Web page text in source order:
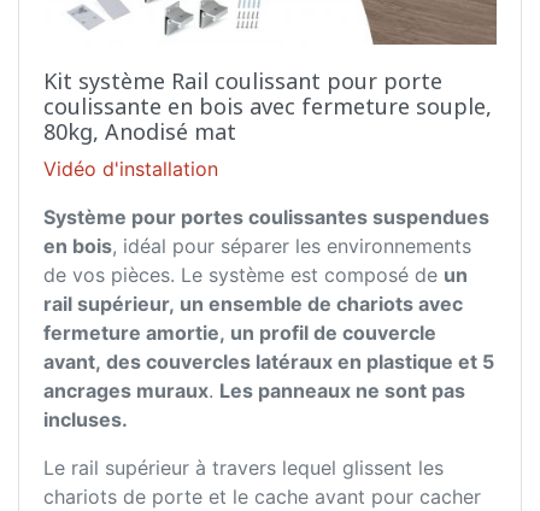
Kit système Rail coulissant pour porte
coulissante en bois avec fermeture souple,
80kg, Anodisé mat
Vidéo d'installation
Système pour portes coulissantes suspendues
en bois, idéal pour séparer les environnements
de vos pièces. Le système est composé de un
rail supérieur, un ensemble de chariots avec
fermeture amortie, un profil de couvercle
avant, des couvercles latéraux en plastique et 5
ancrages muraux. Les panneaux ne sont pas
incluses.
Le rail supérieur à travers lequel glissent les
chariots de porte et le cache avant pour cacher